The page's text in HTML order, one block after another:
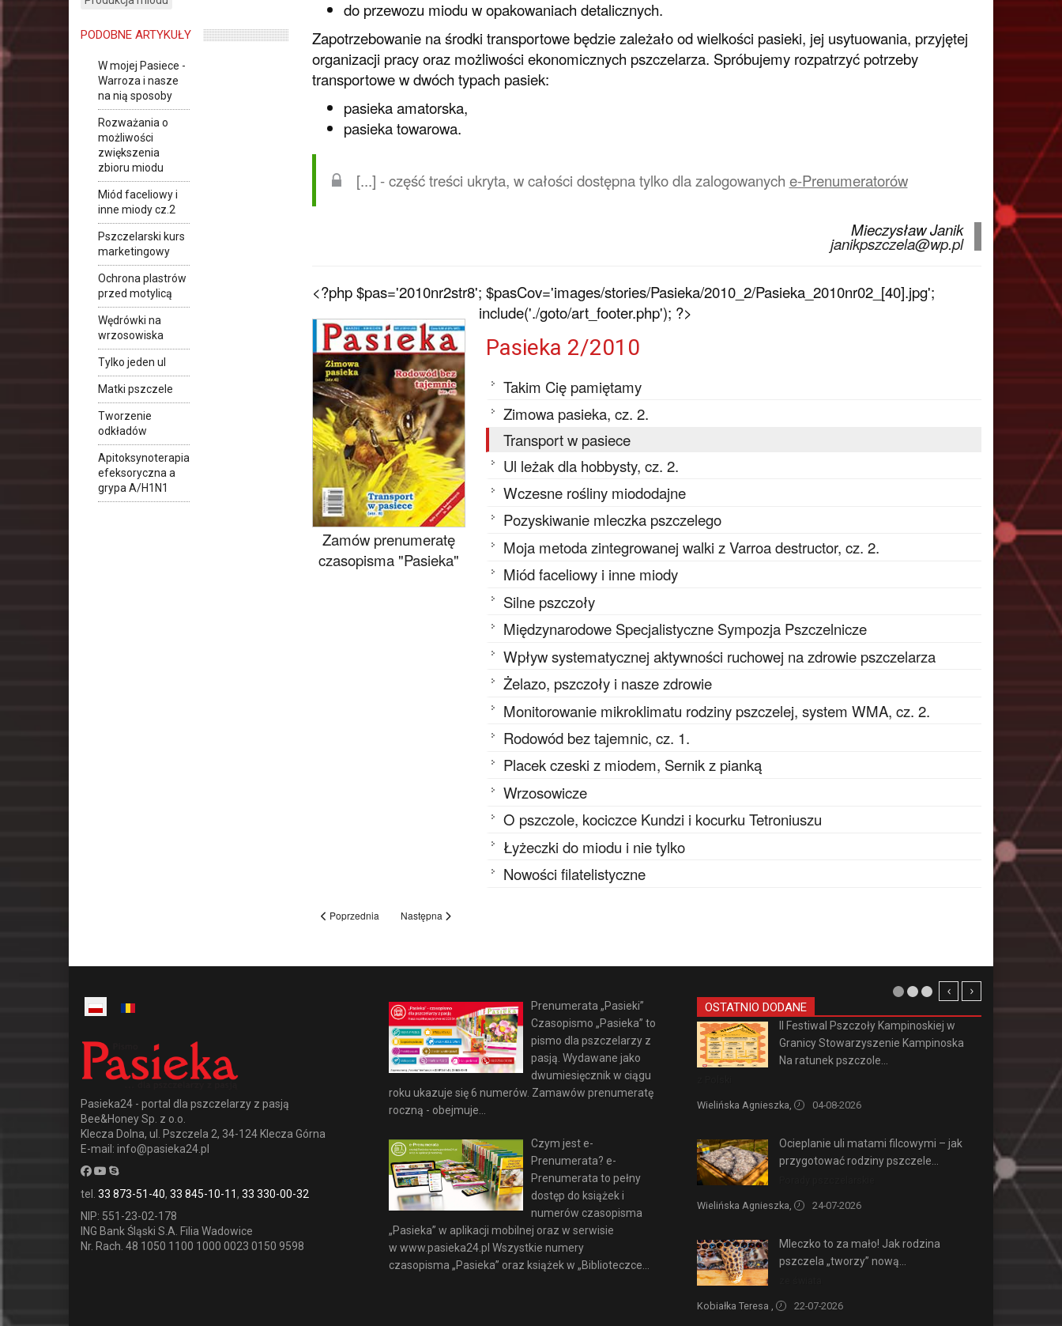
do przewozu miodu w opakowaniach detalicznych.
Zapotrzebowanie na środki transportowe będzie zależało od wielkości pasieki, jej usytuowania, przyjętej
organizacji pracy oraz możliwości ekonomicznych pszczelarza. Spróbujemy rozpatrzyć potrzeby
transportowe w dwóch typach pasiek:
pasieka amatorska,
pasieka towarowa.
[...] - część treści ukryta, w całości dostępna tylko dla zalogowanych e-Prenumeratorów
Mieczysław Janik
janikpszczela@wp.pl
<?php $pas='2010nr2str8'; $pasCov='images/stories/Pasieka/2010_2/Pasieka_2010nr02_[40].jpg';
include('./goto/art_footer.php'); ?>
Zamów prenumeratę
czasopisma "Pasieka"
Pasieka 2/2010
Takim Cię pamiętamy
Zimowa pasieka, cz. 2.
Transport w pasiece
Ul leżak dla hobbysty, cz. 2.
Wczesne rośliny miododajne
Pozyskiwanie mleczka pszczelego
Moja metoda zintegrowanej walki z Varroa destructor, cz. 2.
Miód faceliowy i inne miody
Silne pszczoły
Międzynarodowe Specjalistyczne Sympozja Pszczelnicze
Wpływ systematycznej aktywności ruchowej na zdrowie pszczelarza
Żelazo, pszczoły i nasze zdrowie
Monitorowanie mikroklimatu rodziny pszczelej, system WMA, cz. 2.
Rodowód bez tajemnic, cz. 1.
Placek czeski z miodem, Sernik z pianką
Wrzosowicze
O pszczole, kociczce Kundzi i kocurku Tetroniuszu
Łyżeczki do miodu i nie tylko
Nowości filatelistyczne
Poprzednia Następna
PODOBNE ARTYKUŁY
W mojej Pasiece -
Warroza i nasze
na nią sposoby
Rozważania o
możliwości
zwiększenia
zbioru miodu
Miód faceliowy i
inne miody cz.2
Pszczelarski kurs
marketingowy
Ochrona plastrów
przed motylicą
Wędrówki na
wrzosowiska
Tylko jeden ul
Matki pszczele
Tworzenie
odkładów
Apitoksynoterapia
efeksoryczna a
grypa A/H1N1
Pasieka24 - portal dla pszczelarzy z pasją
Bee&Honey Sp. z o.o.
Klecza Dolna, ul. Pszczela 2, 34-124 Klecza Górna
E-mail: info@pasieka24.pl
tel. 33 873-51-40, 33 845-10-11, 33 330-00-32
NIP: 551-23-02-178
ING Bank Śląski S.A. Filia Wadowice
Nr. Rach. 48 1050 1100 1000 0023 0150 9598
Prenumerata „Pasieki”
Czasopismo „Pasieka” to
pismo dla pszczelarzy z
pasją. Wydawane jako
dwumiesięcznik w ciągu
roku ukazuje się 6 numerów. Zamawów prenumeratę
roczną - obejmuje...
Czym jest e-
Prenumerata? e-
Prenumerata to pełny
dostęp do książek i
numerów czasopisma
„Pasieka” w aplikacji mobilnej oraz w serwisie
w www.pasieka24.pl Wszystkie numery
czasopisma „Pasieka” oraz książek w „Biblioteczce...
OSTATNIO DODANE
II Festiwal Pszczoły Kampinoskiej w
Granicy Stowarzyszenie Kampinoska
Na ratunek pszczole...
Wielińska Agnieszka, 04-08-2026
Ocieplanie uli matami filcowymi – jak
przygotować rodziny pszczele...
Wielińska Agnieszka, 24-07-2026
Mleczko to za mało! Jak rodzina
pszczela „tworzy” nową...
Kobiałka Teresa , 22-07-2026